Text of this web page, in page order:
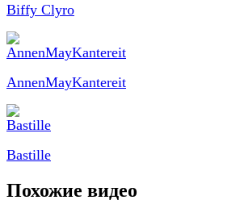
Biffy Clyro
AnnenMayKantereit
Bastille
Похожие видео